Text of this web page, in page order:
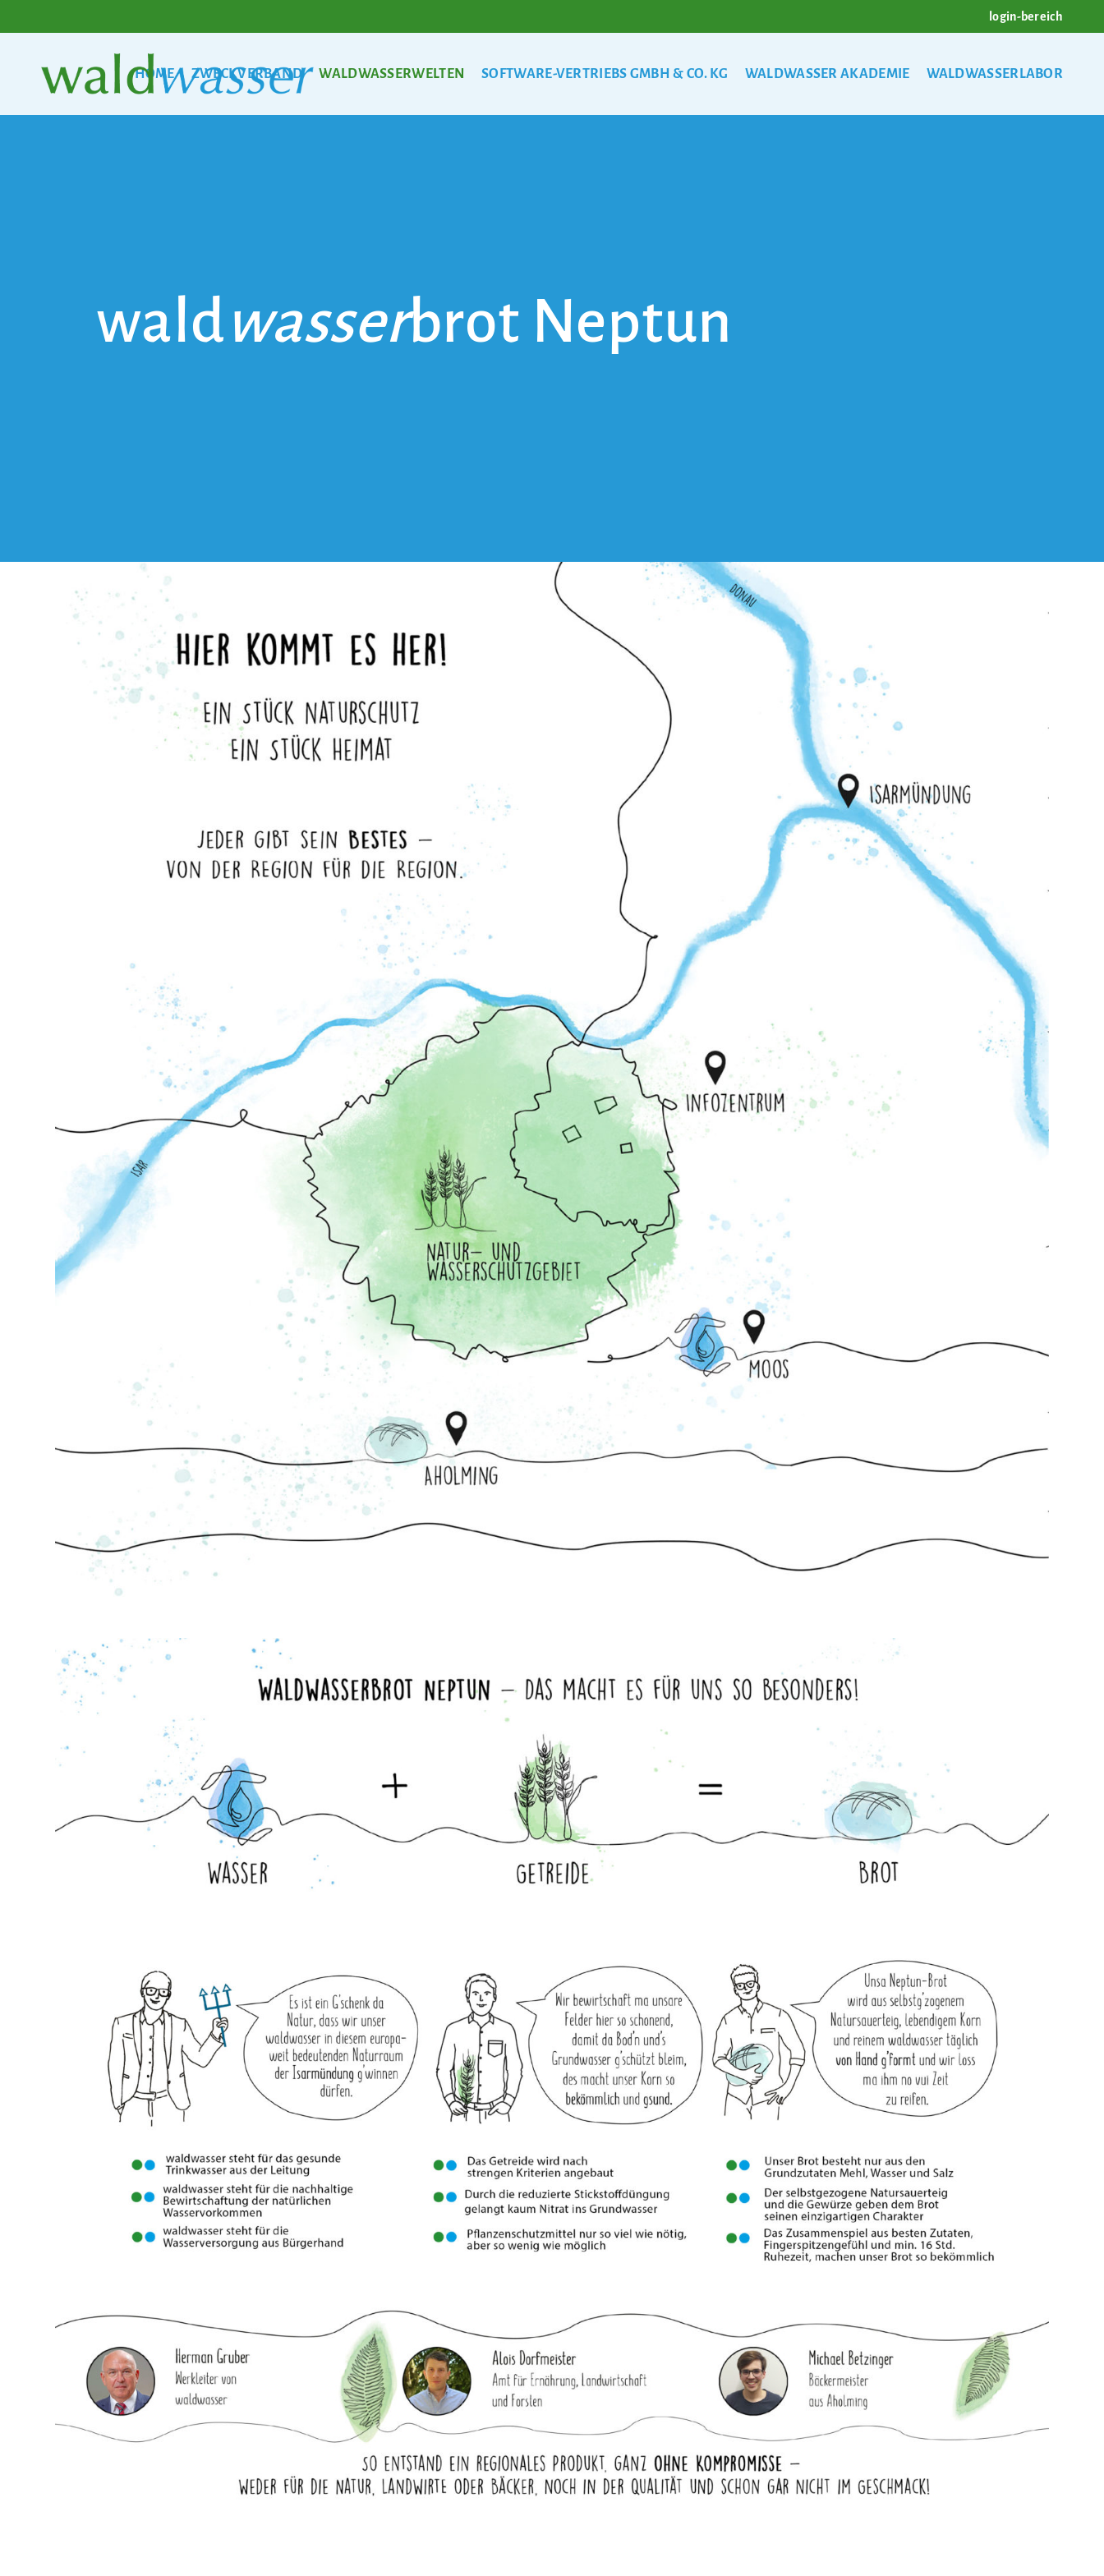
login-bereich
HOME ZWECKVERBAND WALDWASSERWELTEN SOFTWARE-VERTRIEBS GMBH & CO. KG WALDWASSER AKADEMIE WALDWASSERLABOR
waldwasserbrot Neptun